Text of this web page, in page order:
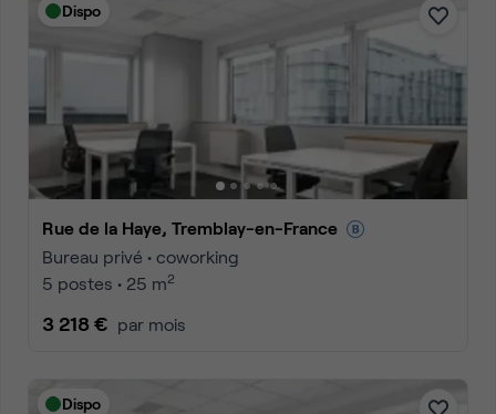
Dispo
Rue de la Haye, Tremblay-en-France
Bureau privé • coworking
5 postes • 25 m2
3 218 € par mois
Dispo